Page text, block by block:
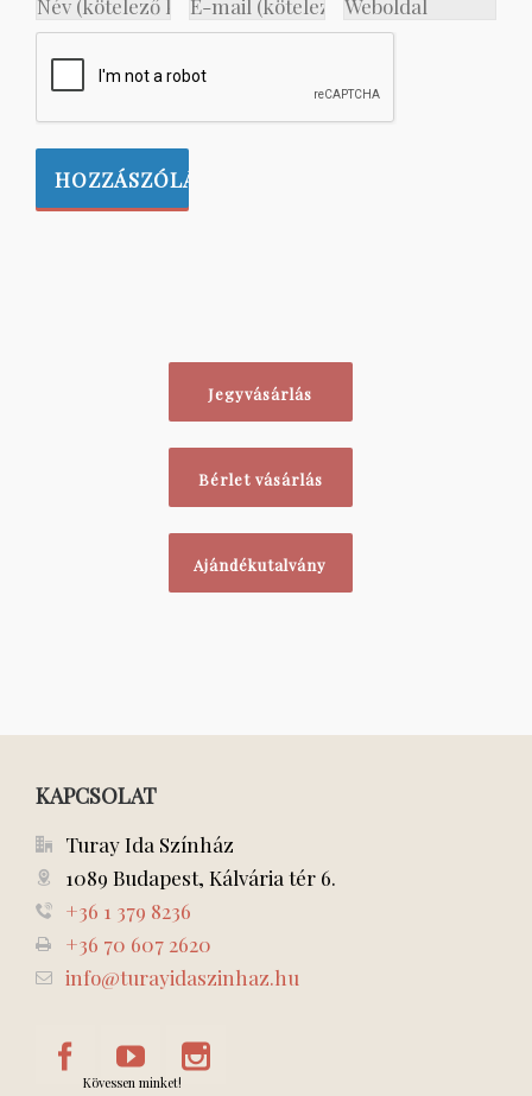
Jegyvásárlás
Bérlet vásárlás
Ajándékutalvány
KAPCSOLAT
Turay Ida Színház
1089 Budapest, Kálvária tér 6.
+36 1 379 8236
+36 70 607 2620
info@turayidaszinhaz.hu
Kövessen minket!